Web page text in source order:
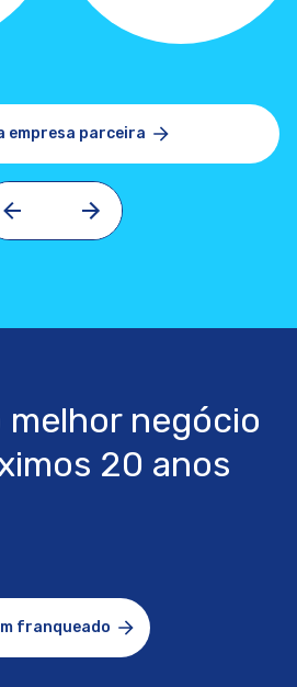
empresa parceira
melhor negócio
20 anos
franqueado